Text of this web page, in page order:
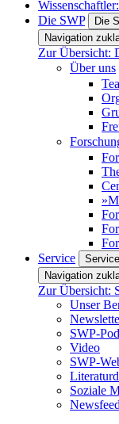
Die SWP
Die
Navigation
Zur Übersicht:
Über uns
Service
Service
Navigation
Zur Übersicht:
Unser
SWP-
Video
SWP-
Soziale
Newsfeed